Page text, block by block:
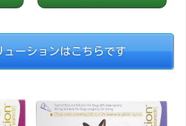
ーションはこちらです